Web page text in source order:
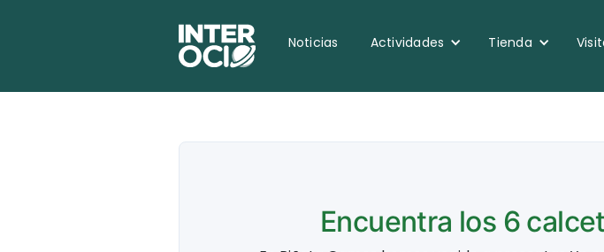
Noticias Actividades Tienda
Encuentra los 6